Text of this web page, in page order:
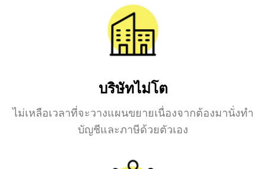
บริษัทไม่โต
ไม่เหลือเวลาที่จะวางแผนขยายเนื่องจากต้องมานั่งทำ
บัญชีและภาษีด้วยตัวเอง